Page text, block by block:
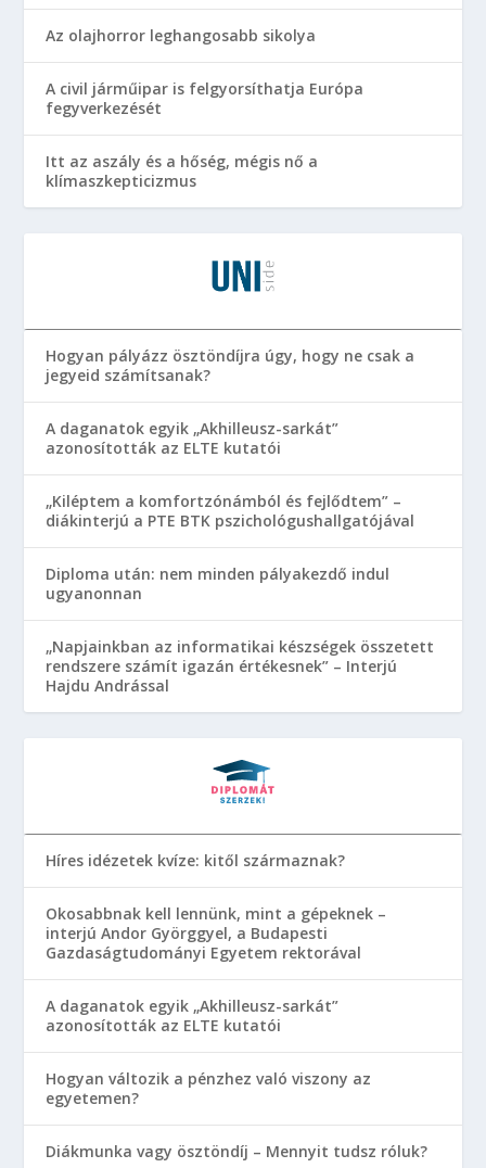
Az olajhorror leghangosabb sikolya
A civil járműipar is felgyorsíthatja Európa
fegyverkezését
Itt az aszály és a hőség, mégis nő a
klímaszkepticizmus
Hogyan pályázz ösztöndíjra úgy, hogy ne csak a
jegyeid számítsanak?
A daganatok egyik „Akhilleusz-sarkát”
azonosították az ELTE kutatói
„Kiléptem a komfortzónámból és fejlődtem” –
diákinterjú a PTE BTK pszichológushallgatójával
Diploma után: nem minden pályakezdő indul
ugyanonnan
„Napjainkban az informatikai készségek összetett
rendszere számít igazán értékesnek” – Interjú
Hajdu Andrással
Híres idézetek kvíze: kitől származnak?
Okosabbnak kell lennünk, mint a gépeknek –
interjú Andor Györggyel, a Budapesti
Gazdaságtudományi Egyetem rektorával
A daganatok egyik „Akhilleusz-sarkát”
azonosították az ELTE kutatói
Hogyan változik a pénzhez való viszony az
egyetemen?
Diákmunka vagy ösztöndíj – Mennyit tudsz róluk?